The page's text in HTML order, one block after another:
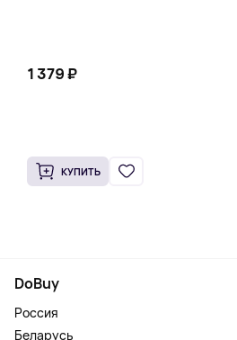
1 379 ₽
КУПИТЬ
DoBuy
Россия
Беларусь